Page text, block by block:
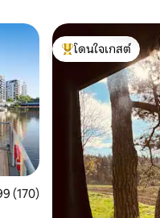
เฉลี่ย 4.99 จาก 5, 170 รีวิว
(170)
โดนใจเกสต์ที่สุด
โดนใจเกสต์